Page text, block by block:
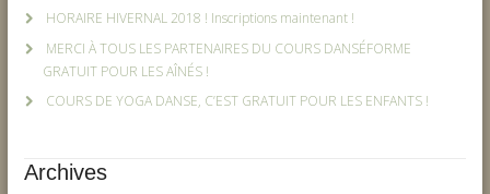
HORAIRE HIVERNAL 2018 ! Inscriptions maintenant !
MERCI À TOUS LES PARTENAIRES DU COURS DANSÉFORME
GRATUIT POUR LES AÎNÉS !
COURS DE YOGA DANSE, C’EST GRATUIT POUR LES ENFANTS !
Archives